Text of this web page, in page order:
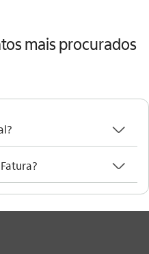
mais procurados
seta_baixo
seta_baixo